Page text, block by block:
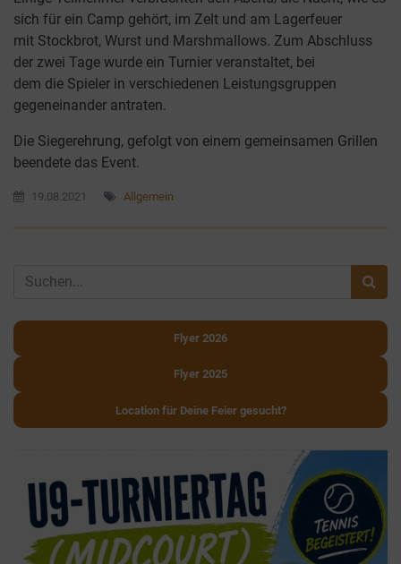
sich für ein Camp gehört, im Zelt und am Lagerfeuer
mit Stockbrot, Wurst und Marshmallows. Zum Abschluss
der zwei Tage wurde ein Turnier veranstaltet, bei
dem die Spieler in verschiedenen Leistungsgruppen
gegeneinander antraten.
Die Siegerehrung, gefolgt von einem gemeinsamen Grillen
beendete das Event.
19.08.2021 Allgemein
Flyer 2026
Flyer 2025
Location für Deine Feier gesucht?